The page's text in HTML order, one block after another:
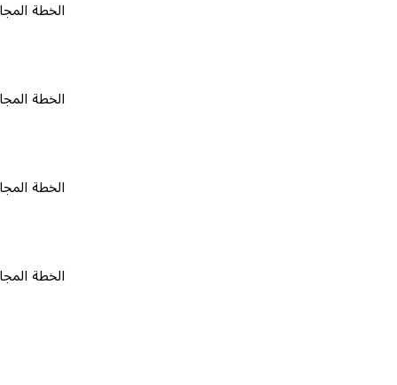
الخطة المجانية ٠
الخطة المجانية ٠
الخطة المجانية ٠
الخطة المجانية ٠